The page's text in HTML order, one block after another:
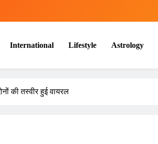
International Lifestyle Astrology
की तस्वीर हुई वायरल